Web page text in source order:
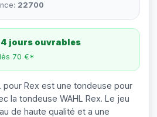
22700
jours ouvrables
70 €*
pour Rex est une tondeuse pour
la tondeuse WAHL Rex. Le jeu
de haute qualité et a une